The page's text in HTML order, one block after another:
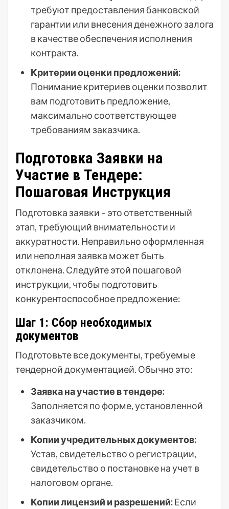
требуют предоставления банковской
гарантии или внесения денежного залога
в качестве обеспечения исполнения
контракта.
Критерии оценки предложений:
Понимание критериев оценки позволит
вам подготовить предложение,
максимально соответствующее
требованиям заказчика.
Подготовка Заявки на
Участие в Тендере:
Пошаговая Инструкция
Подготовка заявки – это ответственный
этап, требующий внимательности и
аккуратности. Неправильно оформленная
или неполная заявка может быть
отклонена. Следуйте этой пошаговой
инструкции, чтобы подготовить
конкурентоспособное предложение:
Шаг 1: Сбор необходимых
документов
Подготовьте все документы, требуемые
тендерной документацией. Обычно это:
Заявка на участие в тендере:
Заполняется по форме, установленной
заказчиком.
Копии учредительных документов:
Устав, свидетельство о регистрации,
свидетельство о постановке на учет в
налоговом органе.
Копии лицензий и разрешений:Если